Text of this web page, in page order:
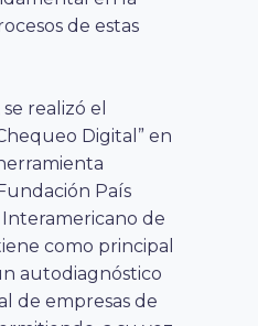
de estas
realizó el
Digital” en
País
de
como principal
autodiagnóstico
de empresas de